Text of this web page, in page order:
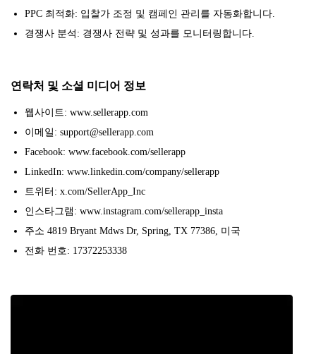
PPC 최적화: 입찰가 조정 및 캠페인 관리를 자동화합니다.
경쟁사 분석: 경쟁사 전략 및 성과를 모니터링합니다.
연락처 및 소셜 미디어 정보
웹사이트: www.sellerapp.com
이메일: support@sellerapp.com
Facebook: www.facebook.com/sellerapp
LinkedIn: www.linkedin.com/company/sellerapp
트위터: x.com/SellerApp_Inc
인스타그램: www.instagram.com/sellerapp_insta
주소 4819 Bryant Mdws Dr, Spring, TX 77386, 미국
전화 번호: 17372253338